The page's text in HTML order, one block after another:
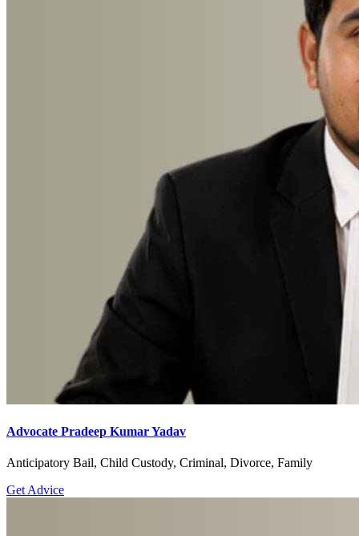
Advocate Pradeep Kumar Yadav
Anticipatory Bail, Child Custody, Criminal, Divorce, Family
Get Advice